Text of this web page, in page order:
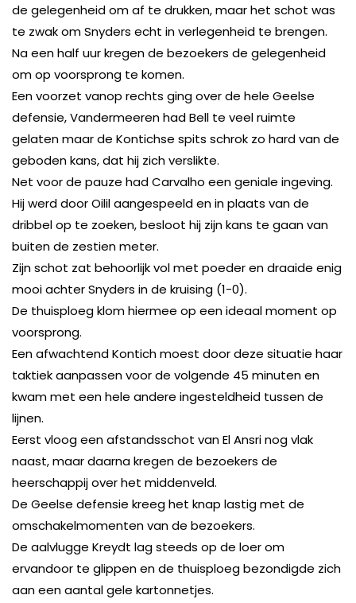
de gelegenheid om af te drukken, maar het schot was
te zwak om Snyders echt in verlegenheid te brengen.
Na een half uur kregen de bezoekers de gelegenheid
om op voorsprong te komen.
Een voorzet vanop rechts ging over de hele Geelse
defensie, Vandermeeren had Bell te veel ruimte
gelaten maar de Kontichse spits schrok zo hard van de
geboden kans, dat hij zich verslikte.
Net voor de pauze had Carvalho een geniale ingeving.
Hij werd door Oilil aangespeeld en in plaats van de
dribbel op te zoeken, besloot hij zijn kans te gaan van
buiten de zestien meter.
Zijn schot zat behoorlijk vol met poeder en draaide enig
mooi achter Snyders in de kruising (1-0).
De thuisploeg klom hiermee op een ideaal moment op
voorsprong.
Een afwachtend Kontich moest door deze situatie haar
taktiek aanpassen voor de volgende 45 minuten en
kwam met een hele andere ingesteldheid tussen de
lijnen.
Eerst vloog een afstandsschot van El Ansri nog vlak
naast, maar daarna kregen de bezoekers de
heerschappij over het middenveld.
De Geelse defensie kreeg het knap lastig met de
omschakelmomenten van de bezoekers.
De aalvlugge Kreydt lag steeds op de loer om
ervandoor te glippen en de thuisploeg bezondigde zich
aan een aantal gele kartonnetjes.